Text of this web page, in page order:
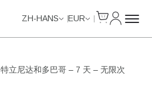
ZH-HANS EUR
特立尼达和多巴哥 – 7 天 – 无限次